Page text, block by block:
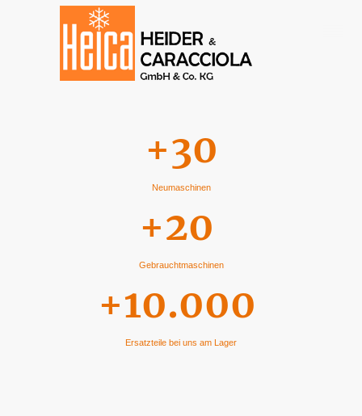
+30
Neumaschinen
+20
Gebrauchtmaschinen
+10.000
Ersatzteile bei uns am Lager